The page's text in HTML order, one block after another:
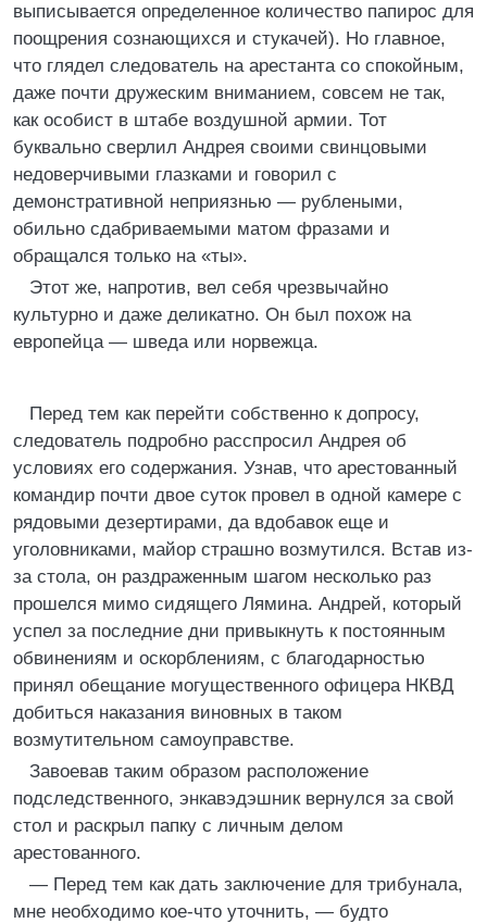
выписывается определенное количество папирос для
поощрения сознающихся и стукачей). Но главное,
что глядел следователь на арестанта со спокойным,
даже почти дружеским вниманием, совсем не так,
как особист в штабе воздушной армии. Тот
буквально сверлил Андрея своими свинцовыми
недоверчивыми глазками и говорил с
демонстративной неприязнью — рублеными,
обильно сдабриваемыми матом фразами и
обращался только на «ты».
Этот же, напротив, вел себя чрезвычайно
культурно и даже деликатно. Он был похож на
европейца — шведа или норвежца.
Перед тем как перейти собственно к допросу,
следователь подробно расспросил Андрея об
условиях его содержания. Узнав, что арестованный
командир почти двое суток провел в одной камере с
рядовыми дезертирами, да вдобавок еще и
уголовниками, майор страшно возмутился. Встав из-
за стола, он раздраженным шагом несколько раз
прошелся мимо сидящего Лямина. Андрей, который
успел за последние дни привыкнуть к постоянным
обвинениям и оскорблениям, с благодарностью
принял обещание могущественного офицера НКВД
добиться наказания виновных в таком
возмутительном самоуправстве.
Завоевав таким образом расположение
подследственного, энкавэдэшник вернулся за свой
стол и раскрыл папку с личным делом
арестованного.
— Перед тем как дать заключение для трибунала,
мне необходимо кое-что уточнить, — будто